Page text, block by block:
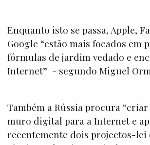
Enquanto isto se passa, Apple,
Google “estão mais focados em
fórmulas de jardim vedado e
Internet” - segundo Miguel
Também a Rússia procura
muro digital para a Internet e
recentemente dois projectos-lei